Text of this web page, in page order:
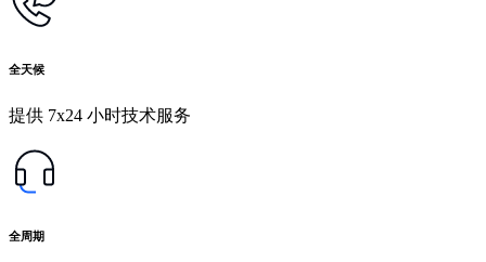
全天候
提供 7x24 小时技术服务
全周期